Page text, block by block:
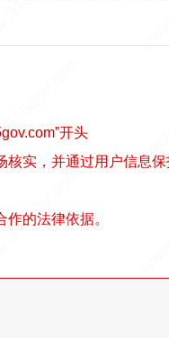
开头
实，并通过用户信息保
的法律依据。